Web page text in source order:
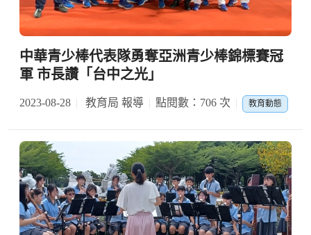
中華青少棒代表隊勇奪亞洲青少棒錦標賽冠
軍 市長讚「台中之光」
2023-08-28 教育局 報導 點閱數：706 次 教育動態